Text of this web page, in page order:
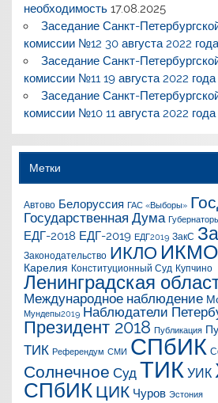
необходимость 17.08.2025
Заседание Санкт-
комиссии №12 30 августа 2022 года
Заседание Санкт-
комиссии №11 19 августа 2022 года
Заседание Санкт-
комиссии №10 11 августа 2022 года
Метки
Автово Белоруссия ГАС «Выборы»
Государственная Дума
ЕДГ-2018 ЕДГ-2019 ЕДГ2019 ЗакС
Законодательство ИКЛО ИКМО
Карелия Конституционный Суд Купчино
Ленинградская
Международное наблюдение
Мундепы2019 Наблюдатели
Президент 2018 Публикация
ТИК Референдум СМИ СПбИК
Солнечное Суд ТИК УИК
СПбИК ЦИК Чуров Эстония